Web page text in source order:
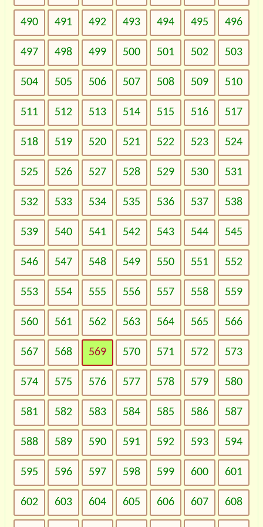
490 491 492 493 494 495 496
497 498 499 500 501 502 503
504 505 506 507 508 509 510
511 512 513 514 515 516 517
518 519 520 521 522 523 524
525 526 527 528 529 530 531
532 533 534 535 536 537 538
539 540 541 542 543 544 545
546 547 548 549 550 551 552
553 554 555 556 557 558 559
560 561 562 563 564 565 566
567 568 569 570 571 572 573
574 575 576 577 578 579 580
581 582 583 584 585 586 587
588 589 590 591 592 593 594
595 596 597 598 599 600 601
602 603 604 605 606 607 608